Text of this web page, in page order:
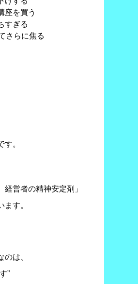
座を買う
すぎる
さらに焦る
す。
経営者の精神安定剤」
ます。
のは、
”